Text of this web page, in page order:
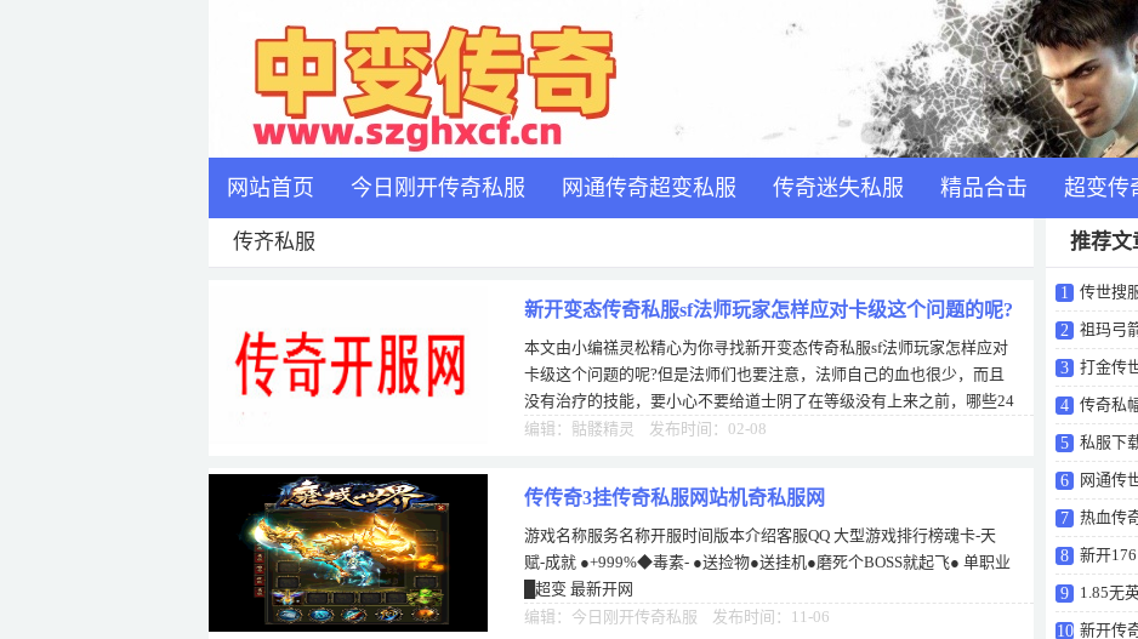
网站首页 今日刚开传奇私服 网通传奇超变私服 传奇迷失私服 精品合击 超变传
传齐私服
新开变态传奇私服sf法师玩家怎样应对卡级这个问题的呢?
本文由小编禚灵松精心为你寻找新开变态传奇私服sf法师玩家怎样应对
卡级这个问题的呢?但是法师们也要注意，法师自己的血也很少，而且
没有治疗的技能，要小心不要给道士阴了在等级没有上来之前，哪些24
小时被包场的地图，我从来不去，因为跑
编辑：骷髅精灵 发布时间：02-08
传传奇3挂传奇私服网站机奇私服网
游戏名称服务名称开服时间版本介绍客服QQ 大型游戏排行榜魂卡-天
赋-成就 ●+999%◆毒素- ●送捡物●送挂机●磨死个BOSS就起飞● 单职业
█超变 最新开网
编辑：今日刚开传奇私服 发布时间：11-06
推荐文
1 传世搜
2 祖玛弓
3 打金传
4 传奇私
5 私服下
6 网通传
7 热血传
8 新开176
9 1.85无
10 新开传